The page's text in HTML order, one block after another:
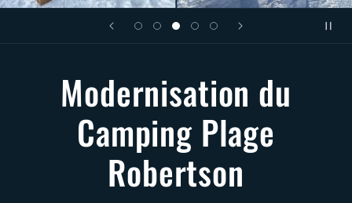
Modernisation du
Camping Plage
Robertson